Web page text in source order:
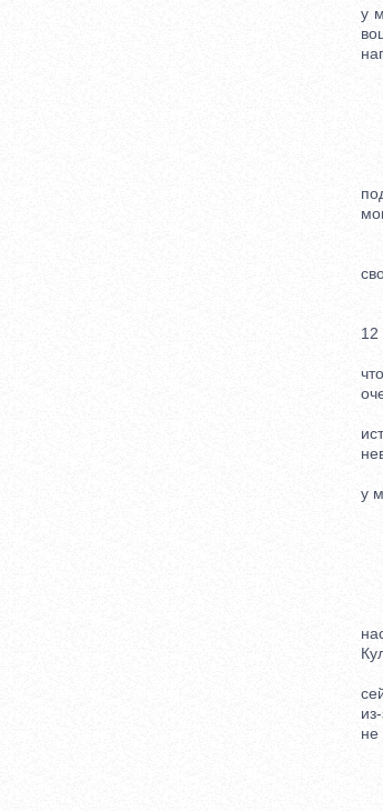
у
-
-
-
И
Я
-
-
12
у
В
-
-
-
не
-
-
-